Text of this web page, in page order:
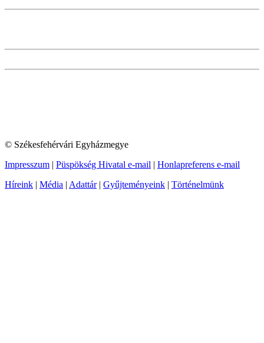
© Székesfehérvári Egyházmegye
Impresszum | Püspökség Hivatal e-mail | Honlapreferens e-mail
Híreink | Média | Adattár| Gyűjteményeink | Történelmünk